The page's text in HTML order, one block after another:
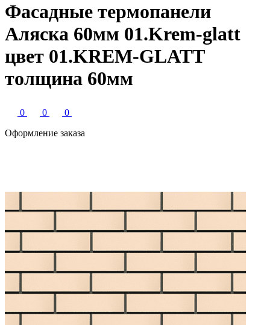
Фасадные термопанели
Аляска 60мм 01.Krem-glatt
цвет 01.KREM-GLATT
толщина 60мм
0 0
0
Оформление заказа